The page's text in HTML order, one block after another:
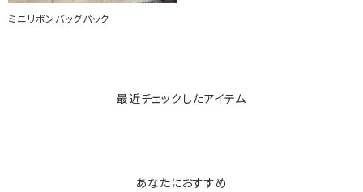
ミニリボンバッグパック
最近チェックしたアイテム
あなたにおすすめ